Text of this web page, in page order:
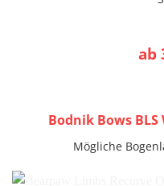
ab
Bodnik Bows
Mögliche